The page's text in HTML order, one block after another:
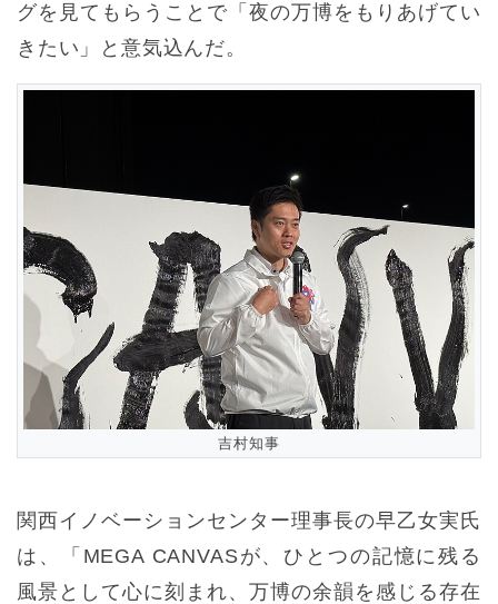
グを見てもらうことで「夜の万博をもりあげてい
きたい」と意気込んだ。
吉村知事
関西イノベーションセンター理事長の早乙女実氏
は、「MEGA CANVASが、ひとつの記憶に残る
風景として心に刻まれ、万博の余韻を感じる存在